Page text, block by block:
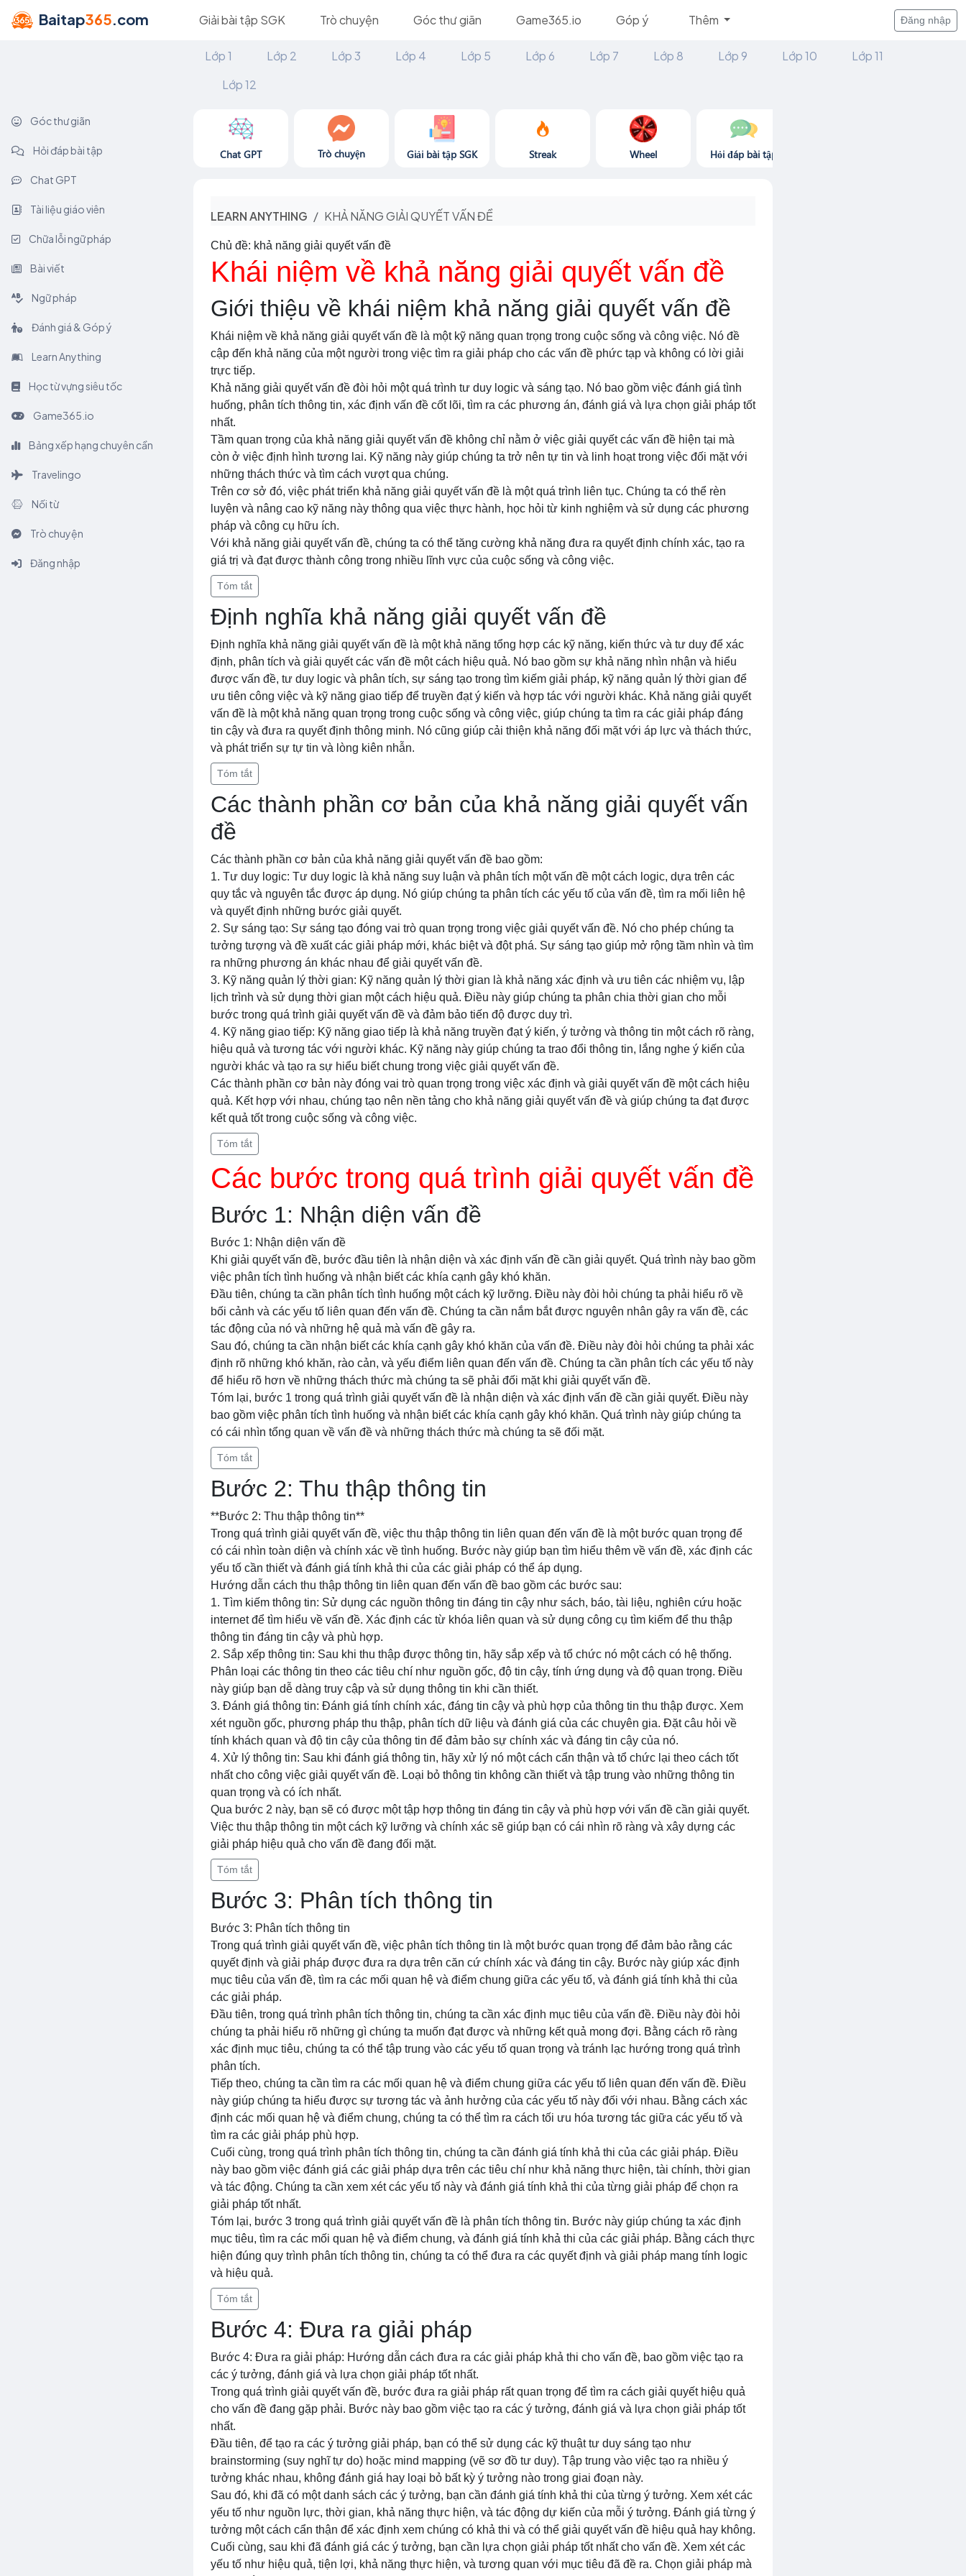
Baitap365.com Giải bài tập SGK Trò chuyện Góc thư giãn Game365.io Góp ý Thêm Đăng nhập
Lớp 1 Lớp 2 Lớp 3 Lớp 4 Lớp 5 Lớp 6 Lớp 7 Lớp 8 Lớp 9 Lớp 10
Lớp 11
Lớp 12
Góc thư giãn
Hỏi đáp bài tập
Chat GPT
Tài liệu giáo viên
Chữa lỗi ngữ pháp
Bài viết
Ngữ pháp
Đánh giá & Góp ý
Learn Anything
Học từ vựng siêu tốc
Game365.io
Bảng xếp hạng chuyên cần
Travelingo
Nối từ
Trò chuyện
Đăng nhập
Chat GPT Trò chuyện Giải bài tập SGK Streak Wheel Hỏi đáp bài tập
LEARN ANYTHING KHẢ NĂNG GIẢI QUYẾT VẤN ĐỀ
Chủ đề: khả năng giải quyết vấn đề
Khái niệm về khả năng giải quyết vấn đề
Giới thiệu về khái niệm khả năng giải quyết vấn đề
Khái niệm về khả năng giải quyết vấn đề là một kỹ năng quan trọng trong cuộc sống và công việc. Nó đề
cập đến khả năng của một người trong việc tìm ra giải pháp cho các vấn đề phức tạp và không có lời giải
trực tiếp.
Khả năng giải quyết vấn đề đòi hỏi một quá trình tư duy logic và sáng tạo. Nó bao gồm việc đánh giá tình
huống, phân tích thông tin, xác định vấn đề cốt lõi, tìm ra các phương án, đánh giá và lựa chọn giải pháp tốt
nhất.
Tầm quan trọng của khả năng giải quyết vấn đề không chỉ nằm ở việc giải quyết các vấn đề hiện tại mà
còn ở việc định hình tương lai. Kỹ năng này giúp chúng ta trở nên tự tin và linh hoạt trong việc đối mặt với
những thách thức và tìm cách vượt qua chúng.
Trên cơ sở đó, việc phát triển khả năng giải quyết vấn đề là một quá trình liên tục. Chúng ta có thể rèn
luyện và nâng cao kỹ năng này thông qua việc thực hành, học hỏi từ kinh nghiệm và sử dụng các phương
pháp và công cụ hữu ích.
Với khả năng giải quyết vấn đề, chúng ta có thể tăng cường khả năng đưa ra quyết định chính xác, tạo ra
giá trị và đạt được thành công trong nhiều lĩnh vực của cuộc sống và công việc.
Tóm tắt
Định nghĩa khả năng giải quyết vấn đề
Định nghĩa khả năng giải quyết vấn đề là một khả năng tổng hợp các kỹ năng, kiến thức và tư duy để xác
định, phân tích và giải quyết các vấn đề một cách hiệu quả. Nó bao gồm sự khả năng nhìn nhận và hiểu
được vấn đề, tư duy logic và phân tích, sự sáng tạo trong tìm kiếm giải pháp, kỹ năng quản lý thời gian để
ưu tiên công việc và kỹ năng giao tiếp để truyền đạt ý kiến và hợp tác với người khác. Khả năng giải quyết
vấn đề là một khả năng quan trọng trong cuộc sống và công việc, giúp chúng ta tìm ra các giải pháp đáng
tin cậy và đưa ra quyết định thông minh. Nó cũng giúp cải thiện khả năng đối mặt với áp lực và thách thức,
và phát triển sự tự tin và lòng kiên nhẫn.
Tóm tắt
Các thành phần cơ bản của khả năng giải quyết vấn
đề
Các thành phần cơ bản của khả năng giải quyết vấn đề bao gồm:
1. Tư duy logic: Tư duy logic là khả năng suy luận và phân tích một vấn đề một cách logic, dựa trên các
quy tắc và nguyên tắc được áp dụng. Nó giúp chúng ta phân tích các yếu tố của vấn đề, tìm ra mối liên hệ
và quyết định những bước giải quyết.
2. Sự sáng tạo: Sự sáng tạo đóng vai trò quan trọng trong việc giải quyết vấn đề. Nó cho phép chúng ta
tưởng tượng và đề xuất các giải pháp mới, khác biệt và đột phá. Sự sáng tạo giúp mở rộng tầm nhìn và tìm
ra những phương án khác nhau để giải quyết vấn đề.
3. Kỹ năng quản lý thời gian: Kỹ năng quản lý thời gian là khả năng xác định và ưu tiên các nhiệm vụ, lập
lịch trình và sử dụng thời gian một cách hiệu quả. Điều này giúp chúng ta phân chia thời gian cho mỗi
bước trong quá trình giải quyết vấn đề và đảm bảo tiến độ được duy trì.
4. Kỹ năng giao tiếp: Kỹ năng giao tiếp là khả năng truyền đạt ý kiến, ý tưởng và thông tin một cách rõ ràng,
hiệu quả và tương tác với người khác. Kỹ năng này giúp chúng ta trao đổi thông tin, lắng nghe ý kiến của
người khác và tạo ra sự hiểu biết chung trong việc giải quyết vấn đề.
Các thành phần cơ bản này đóng vai trò quan trọng trong việc xác định và giải quyết vấn đề một cách hiệu
quả. Kết hợp với nhau, chúng tạo nên nền tảng cho khả năng giải quyết vấn đề và giúp chúng ta đạt được
kết quả tốt trong cuộc sống và công việc.
Tóm tắt
Các bước trong quá trình giải quyết vấn đề
Bước 1: Nhận diện vấn đề
Bước 1: Nhận diện vấn đề
Khi giải quyết vấn đề, bước đầu tiên là nhận diện và xác định vấn đề cần giải quyết. Quá trình này bao gồm
việc phân tích tình huống và nhận biết các khía cạnh gây khó khăn.
Đầu tiên, chúng ta cần phân tích tình huống một cách kỹ lưỡng. Điều này đòi hỏi chúng ta phải hiểu rõ về
bối cảnh và các yếu tố liên quan đến vấn đề. Chúng ta cần nắm bắt được nguyên nhân gây ra vấn đề, các
tác động của nó và những hệ quả mà vấn đề gây ra.
Sau đó, chúng ta cần nhận biết các khía cạnh gây khó khăn của vấn đề. Điều này đòi hỏi chúng ta phải xác
định rõ những khó khăn, rào cản, và yếu điểm liên quan đến vấn đề. Chúng ta cần phân tích các yếu tố này
để hiểu rõ hơn về những thách thức mà chúng ta sẽ phải đối mặt khi giải quyết vấn đề.
Tóm lại, bước 1 trong quá trình giải quyết vấn đề là nhận diện và xác định vấn đề cần giải quyết. Điều này
bao gồm việc phân tích tình huống và nhận biết các khía cạnh gây khó khăn. Quá trình này giúp chúng ta
có cái nhìn tổng quan về vấn đề và những thách thức mà chúng ta sẽ đối mặt.
Tóm tắt
Bước 2: Thu thập thông tin
**Bước 2: Thu thập thông tin**
Trong quá trình giải quyết vấn đề, việc thu thập thông tin liên quan đến vấn đề là một bước quan trọng để
có cái nhìn toàn diện và chính xác về tình huống. Bước này giúp bạn tìm hiểu thêm về vấn đề, xác định các
yếu tố cần thiết và đánh giá tính khả thi của các giải pháp có thể áp dụng.
Hướng dẫn cách thu thập thông tin liên quan đến vấn đề bao gồm các bước sau:
1. Tìm kiếm thông tin: Sử dụng các nguồn thông tin đáng tin cậy như sách, báo, tài liệu, nghiên cứu hoặc
internet để tìm hiểu về vấn đề. Xác định các từ khóa liên quan và sử dụng công cụ tìm kiếm để thu thập
thông tin đáng tin cậy và phù hợp.
2. Sắp xếp thông tin: Sau khi thu thập được thông tin, hãy sắp xếp và tổ chức nó một cách có hệ thống.
Phân loại các thông tin theo các tiêu chí như nguồn gốc, độ tin cậy, tính ứng dụng và độ quan trọng. Điều
này giúp bạn dễ dàng truy cập và sử dụng thông tin khi cần thiết.
3. Đánh giá thông tin: Đánh giá tính chính xác, đáng tin cậy và phù hợp của thông tin thu thập được. Xem
xét nguồn gốc, phương pháp thu thập, phân tích dữ liệu và đánh giá của các chuyên gia. Đặt câu hỏi về
tính khách quan và độ tin cậy của thông tin để đảm bảo sự chính xác và đáng tin cậy của nó.
4. Xử lý thông tin: Sau khi đánh giá thông tin, hãy xử lý nó một cách cẩn thận và tổ chức lại theo cách tốt
nhất cho công việc giải quyết vấn đề. Loại bỏ thông tin không cần thiết và tập trung vào những thông tin
quan trọng và có ích nhất.
Qua bước 2 này, bạn sẽ có được một tập hợp thông tin đáng tin cậy và phù hợp với vấn đề cần giải quyết.
Việc thu thập thông tin một cách kỹ lưỡng và chính xác sẽ giúp bạn có cái nhìn rõ ràng và xây dựng các
giải pháp hiệu quả cho vấn đề đang đối mặt.
Tóm tắt
Bước 3: Phân tích thông tin
Bước 3: Phân tích thông tin
Trong quá trình giải quyết vấn đề, việc phân tích thông tin là một bước quan trọng để đảm bảo rằng các
quyết định và giải pháp được đưa ra dựa trên căn cứ chính xác và đáng tin cậy. Bước này giúp xác định
mục tiêu của vấn đề, tìm ra các mối quan hệ và điểm chung giữa các yếu tố, và đánh giá tính khả thi của
các giải pháp.
Đầu tiên, trong quá trình phân tích thông tin, chúng ta cần xác định mục tiêu của vấn đề. Điều này đòi hỏi
chúng ta phải hiểu rõ những gì chúng ta muốn đạt được và những kết quả mong đợi. Bằng cách rõ ràng
xác định mục tiêu, chúng ta có thể tập trung vào các yếu tố quan trọng và tránh lạc hướng trong quá trình
phân tích.
Tiếp theo, chúng ta cần tìm ra các mối quan hệ và điểm chung giữa các yếu tố liên quan đến vấn đề. Điều
này giúp chúng ta hiểu được sự tương tác và ảnh hưởng của các yếu tố này đối với nhau. Bằng cách xác
định các mối quan hệ và điểm chung, chúng ta có thể tìm ra cách tối ưu hóa tương tác giữa các yếu tố và
tìm ra các giải pháp phù hợp.
Cuối cùng, trong quá trình phân tích thông tin, chúng ta cần đánh giá tính khả thi của các giải pháp. Điều
này bao gồm việc đánh giá các giải pháp dựa trên các tiêu chí như khả năng thực hiện, tài chính, thời gian
và tác động. Chúng ta cần xem xét các yếu tố này và đánh giá tính khả thi của từng giải pháp để chọn ra
giải pháp tốt nhất.
Tóm lại, bước 3 trong quá trình giải quyết vấn đề là phân tích thông tin. Bước này giúp chúng ta xác định
mục tiêu, tìm ra các mối quan hệ và điểm chung, và đánh giá tính khả thi của các giải pháp. Bằng cách thực
hiện đúng quy trình phân tích thông tin, chúng ta có thể đưa ra các quyết định và giải pháp mang tính logic
và hiệu quả.
Tóm tắt
Bước 4: Đưa ra giải pháp
Bước 4: Đưa ra giải pháp: Hướng dẫn cách đưa ra các giải pháp khả thi cho vấn đề, bao gồm việc tạo ra
các ý tưởng, đánh giá và lựa chọn giải pháp tốt nhất.
Trong quá trình giải quyết vấn đề, bước đưa ra giải pháp rất quan trọng để tìm ra cách giải quyết hiệu quả
cho vấn đề đang gặp phải. Bước này bao gồm việc tạo ra các ý tưởng, đánh giá và lựa chọn giải pháp tốt
nhất.
Đầu tiên, để tạo ra các ý tưởng giải pháp, bạn có thể sử dụng các kỹ thuật tư duy sáng tạo như
brainstorming (suy nghĩ tự do) hoặc mind mapping (vẽ sơ đồ tư duy). Tập trung vào việc tạo ra nhiều ý
tưởng khác nhau, không đánh giá hay loại bỏ bất kỳ ý tưởng nào trong giai đoạn này.
Sau đó, khi đã có một danh sách các ý tưởng, bạn cần đánh giá tính khả thi của từng ý tưởng. Xem xét các
yếu tố như nguồn lực, thời gian, khả năng thực hiện, và tác động dự kiến của mỗi ý tưởng. Đánh giá từng ý
tưởng một cách cẩn thận để xác định xem chúng có khả thi và có thể giải quyết vấn đề hiệu quả hay không.
Cuối cùng, sau khi đã đánh giá các ý tưởng, bạn cần lựa chọn giải pháp tốt nhất cho vấn đề. Xem xét các
yếu tố như hiệu quả, tiện lợi, khả năng thực hiện, và tương quan với mục tiêu đã đề ra. Chọn giải pháp mà